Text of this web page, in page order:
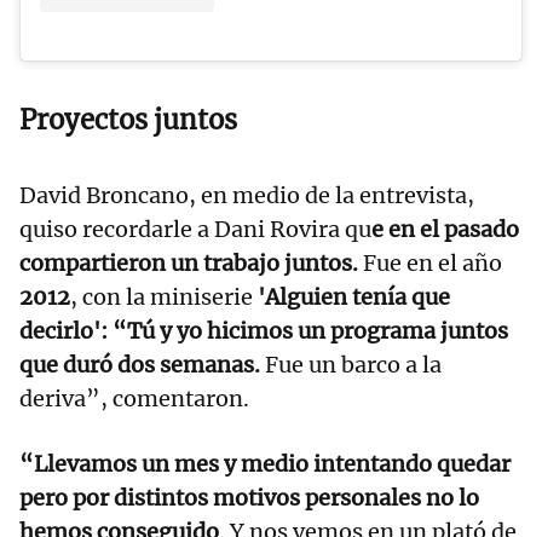
Proyectos juntos
David Broncano, en medio de la entrevista,
quiso recordarle a Dani Rovira que en el pasado
compartieron un trabajo juntos.Fue en el año
2012, con la miniserie 'Alguien tenía que
decirlo': “Tú y yo hicimos un programa juntos
que duró dos semanas.Fue un barco a la
deriva”, comentaron.
“Llevamos un mes y medio intentando quedar
pero por distintos motivos personales no lo
hemos conseguido. Y nos vemos en un plató de